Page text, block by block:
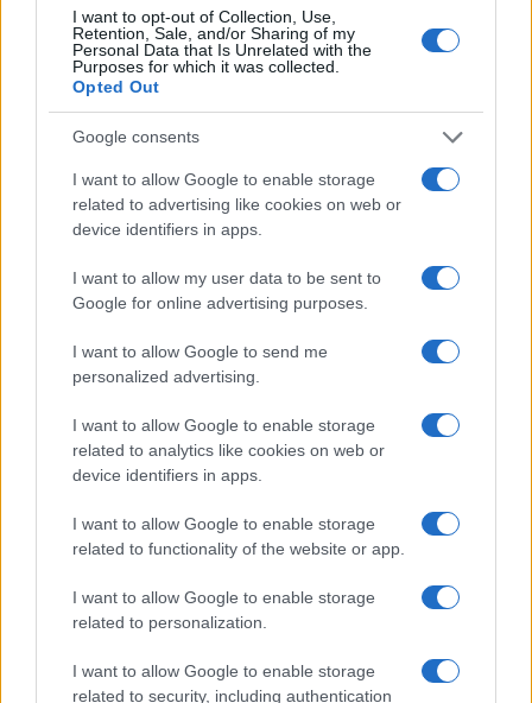
I want to opt-out of Collection, Use,
Retention, Sale, and/or Sharing of my
Personal Data that Is Unrelated with the
Purposes for which it was collected.
Opted Out
Google consents
I want to allow Google to enable storage
related to advertising like cookies on web or
device identifiers in apps.
I want to allow my user data to be sent to
Google for online advertising purposes.
I want to allow Google to send me
personalized advertising.
I want to allow Google to enable storage
related to analytics like cookies on web or
device identifiers in apps.
I want to allow Google to enable storage
related to functionality of the website or app.
I want to allow Google to enable storage
related to personalization.
I want to allow Google to enable storage
related to security, including authentication
I nostri cari
I nostri cari
I nostri cari
Giovannimaria Cabras
Invia un Comunicato Stampa| Pubblicità Segnala